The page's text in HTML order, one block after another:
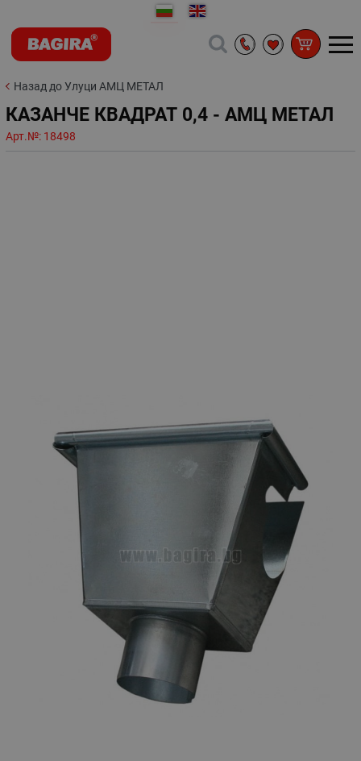
Назад до Улуци АМЦ МЕТАЛ
КАЗАНЧЕ КВАДРАТ 0,4 - АМЦ МЕТАЛ
Арт.№: 18498